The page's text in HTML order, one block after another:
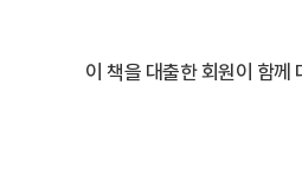
이 책을 대출한 회원이 함께